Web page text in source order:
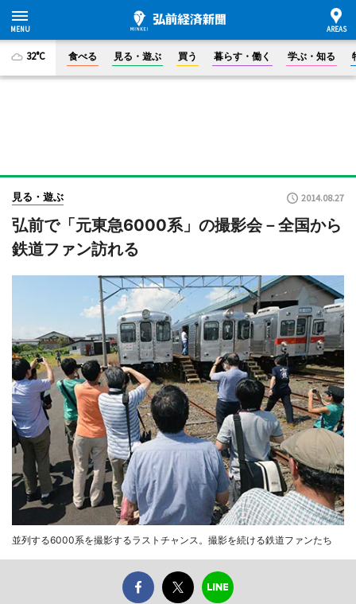
32°C 食べる 見る・遊ぶ 買う 暮らす・働く 学ぶ・知る
見る・遊ぶ 2014.08.27
弘前で「元東急6000系」の撮影会－全国から
鉄道ファン訪れる
並列する6000系を撮影するラストチャンス。撮影を続ける鉄道ファンたち